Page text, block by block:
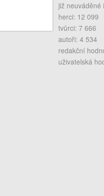
již neuváděné
herci: 12 099
tvůrci: 7 666
autoři: 4 534
redakční
uživatelská